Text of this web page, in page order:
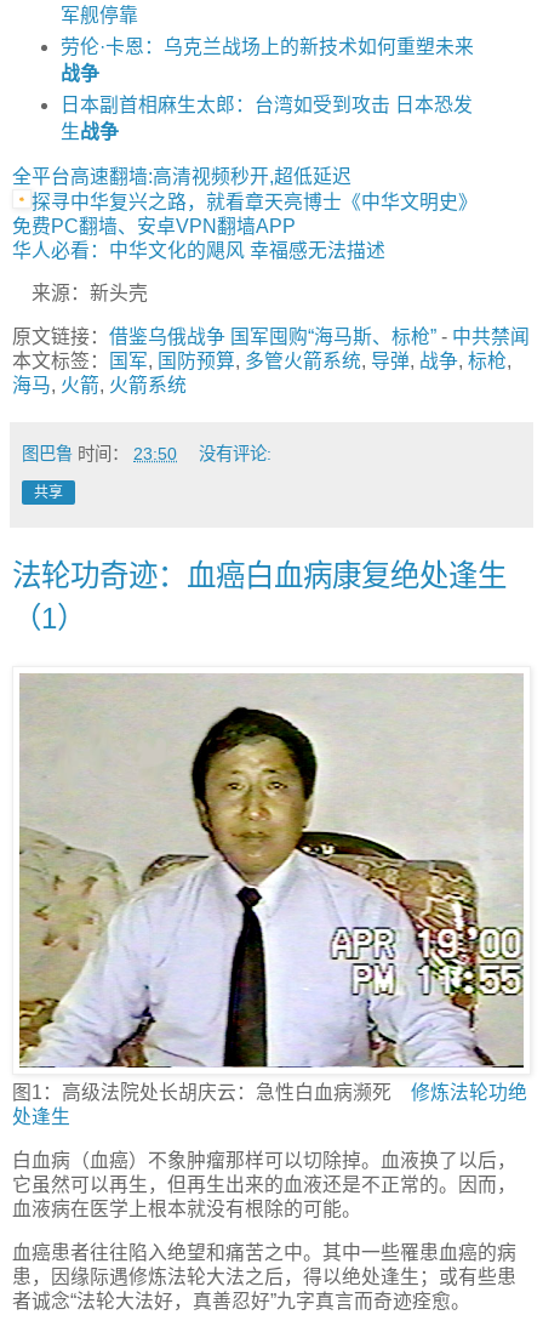
军舰停靠
劳伦·卡恩：乌克兰战场上的新技术如何重塑未来
战争
日本副首相麻生太郎：台湾如受到攻击 日本恐发
生战争
全平台高速翻墙:高清视频秒开,超低延迟
探寻中华复兴之路，就看章天亮博士《中华文明史》
免费PC翻墙、安卓VPN翻墙APP
华人必看：中华文化的飓风 幸福感无法描述
来源：新头壳
原文链接： 借鉴乌俄战争 国军囤购“海马斯、标枪” - 中共禁闻
本文标签：
国军, 国防预算, 多管火箭系统, 导弹, 战争, 标枪,
海马, 火箭, 火箭系统
图巴鲁 时间： 23:50 没有评论:
共享
法轮功奇迹：血癌白血病康复绝处逢生
（1）
图1：高级法院处长胡庆云：急性白血病濒死 修炼法轮功绝
处逢生
白血病（血癌）不象肿瘤那样可以切除掉。血液换了以后，
它虽然可以再生，但再生出来的血液还是不正常的。因而，
血液病在医学上根本就没有根除的可能。
血癌患者往往陷入绝望和痛苦之中。其中一些罹患血癌的病
患，因缘际遇修炼法轮大法之后，得以绝处逢生；或有些患
者诚念“法轮大法好，真善忍好”九字真言而奇迹痊愈。